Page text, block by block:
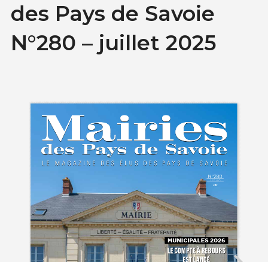
des Pays de Savoie
N°280 – juillet 2025